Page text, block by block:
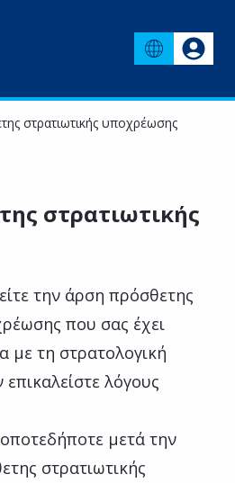
στρατιωτικής υποχρέωσης
στρατιωτικής
την άρση πρόσθετης
που σας έχει
με τη στρατολογική
λόγους
μετά την
στρατιωτικής